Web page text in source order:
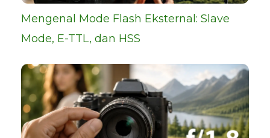
Mengenal Mode Flash Eksternal: Slave
Mode, E-TTL, dan HSS